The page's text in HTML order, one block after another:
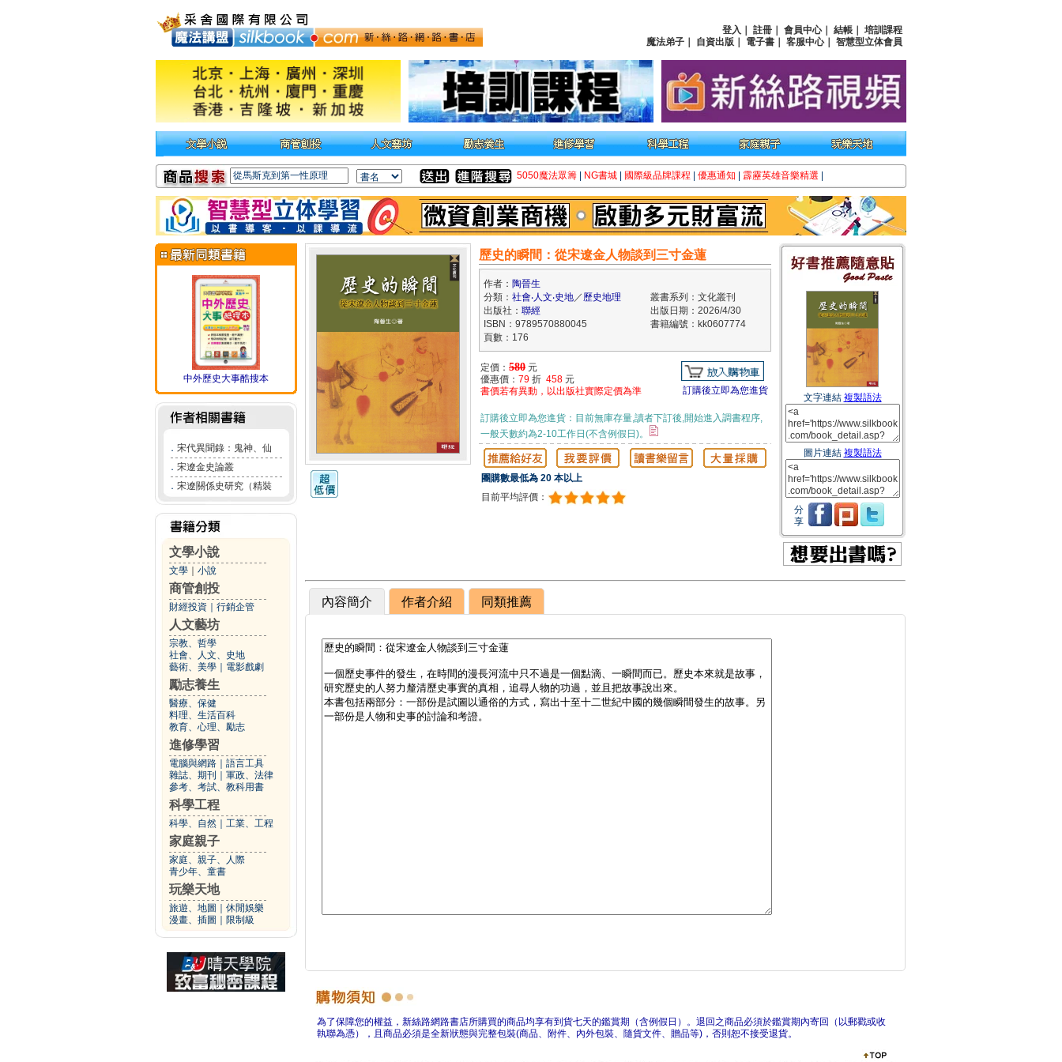
登入 註冊 會員中心｜ 結帳
培訓課程
魔法弟子
自資出版 電子書 客服中心｜ 智慧型立体會員
5050魔法眾籌 NG書城 國際級品牌課程 優惠通知 霹靂英雄音樂精選
中外歷史大事酷搜本
． 宋代異聞錄：鬼神、仙
． 宋遼金史論叢
． 宋遼關係史研究（精裝
文學小說
文學 小說
商管創投
財經投資 行銷企管
人文藝坊
宗教、哲學
社會、人文、史地
藝術、美學
電影戲劇
勵志養生
醫療、保健
料理、生活百科
教育、心理、勵志
進修學習
電腦與網路
語言工具
雜誌、期刊
軍政、法律
參考、考試、教科用書
科學工程
科學、自然 工業、工程
家庭親子
家庭、親子、人際
青少年、童書
玩樂天地
旅遊、地圖
休閒娛樂
漫畫、插圖
限制級
歷史的瞬間：從宋遼金人物談到三寸金蓮
作者： 陶晉生
分類： 社會‧人文‧史地／ 歷史地理
叢書系列：文化叢刊
出版社： 聯經
出版日期：2026/4/30
ISBN：9789570880045
書籍編號：kk0607774
頁數：176
定價： 580 元
優惠價： 79 折 458 元
書價若有異動，以出版社實際定價為準
訂購後立即為您進貨
訂購後立即為您進貨：目前無庫存量,讀者下訂後,開始進入調書程序,
一般天數約為2-10工作日(不含例假日)。
團購數最低為 20 本以上
目前平均評價：
文字連結 複製語法
圖片連結 複製語法
分
享
內容簡介 作者介紹 同類推薦
為了保障您的權益，新絲路網路書店所購買的商品均享有到貨七天的鑑賞期（含例假日）。退回之商品必須於鑑賞期內寄回（以郵戳或收
執聯為憑），且商品必須是全新狀態與完整包裝(商品、附件、內外包裝、隨貨文件、贈品等)，否則恕不接受退貨。